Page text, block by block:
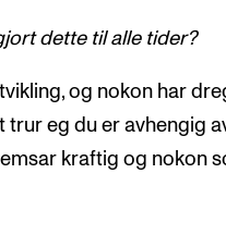
dette til alle tider?
og nokon har
eg du er avhengig
kraftig og nokon